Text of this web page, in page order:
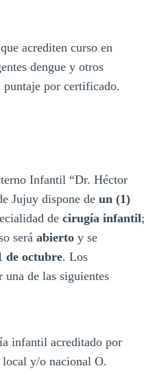
acrediten curso en
dengue y otros
por certificado.
Infantil “Dr. Héctor
Jujuy dispone de un (1)
de cirugía infantil;
será abierto y se
de octubre. Los
una de las siguientes
infantil acreditado por
local y/o nacional O.